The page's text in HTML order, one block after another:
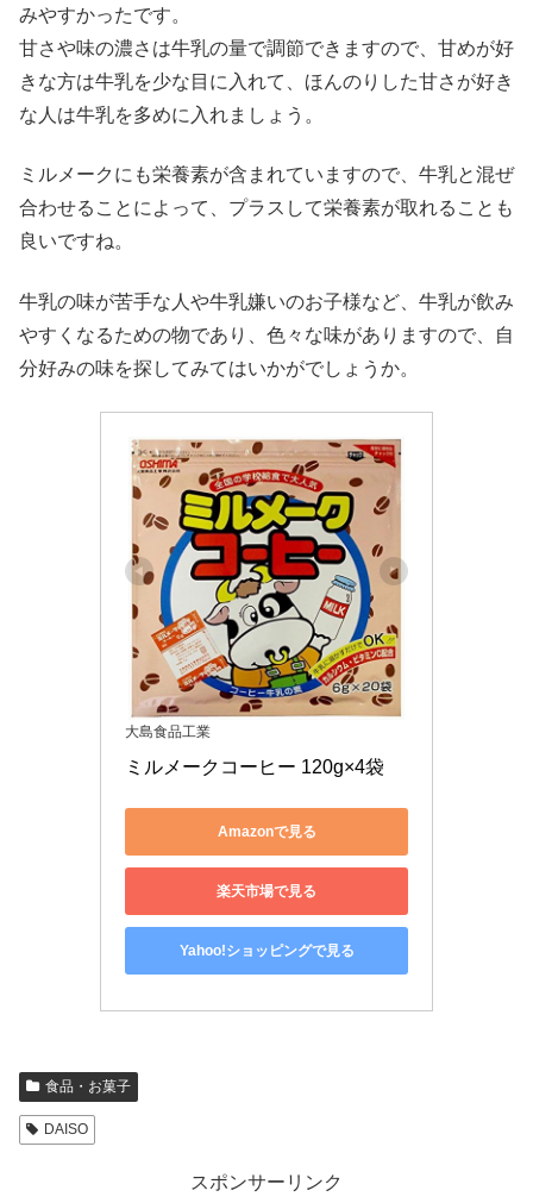
みやすかったです。
甘さや味の濃さは牛乳の量で調節できますので、甘めが好
きな方は牛乳を少な目に入れて、ほんのりした甘さが好き
な人は牛乳を多めに入れましょう。
ミルメークにも栄養素が含まれていますので、牛乳と混ぜ
合わせることによって、プラスして栄養素が取れることも
良いですね。
牛乳の味が苦手な人や牛乳嫌いのお子様など、牛乳が飲み
やすくなるための物であり、色々な味がありますので、自
分好みの味を探してみてはいかがでしょうか。
大島食品工業
ミルメークコーヒー 120g×4袋
Amazonで見る
楽天市場で見る
Yahoo!ショッピングで見る
食品・お菓子
DAISO
スポンサーリンク